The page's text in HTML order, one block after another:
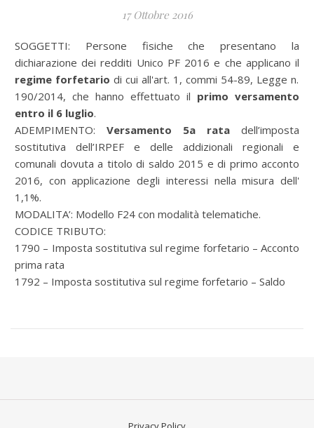
17 Ottobre 2016
SOGGETTI: Persone fisiche che presentano la
dichiarazione dei redditi Unico PF 2016 e che applicano il
regime forfetario di cui all'art. 1, commi 54-89, Legge n.
190/2014, che hanno effettuato il primo versamento
entro il 6 luglio.
ADEMPIMENTO: Versamento 5a rata dell’imposta
sostitutiva dell’IRPEF e delle addizionali regionali e
comunali dovuta a titolo di saldo 2015 e di primo acconto
2016, con applicazione degli interessi nella misura dell'
1,1%.
MODALITA’: Modello F24 con modalità telematiche.
CODICE TRIBUTO:
1790 – Imposta sostitutiva sul regime forfetario – Acconto
prima rata
1792 – Imposta sostitutiva sul regime forfetario – Saldo